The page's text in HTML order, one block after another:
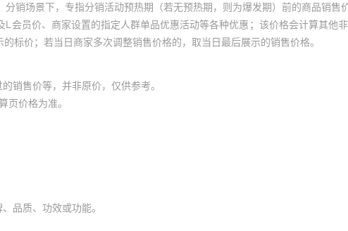
销场景下，专指分销活动预热期（若无预热期，则为爆发期）前的商品销售
会员价、商家设置的指定人群单品优惠活动等各种优惠；该价格会计算其他
标价；若当日商家多次调整销售价格的，取当日最后展示的销售价格。
销售价等，并非原价，仅供参考。
价格为准。
品质、功效或功能。